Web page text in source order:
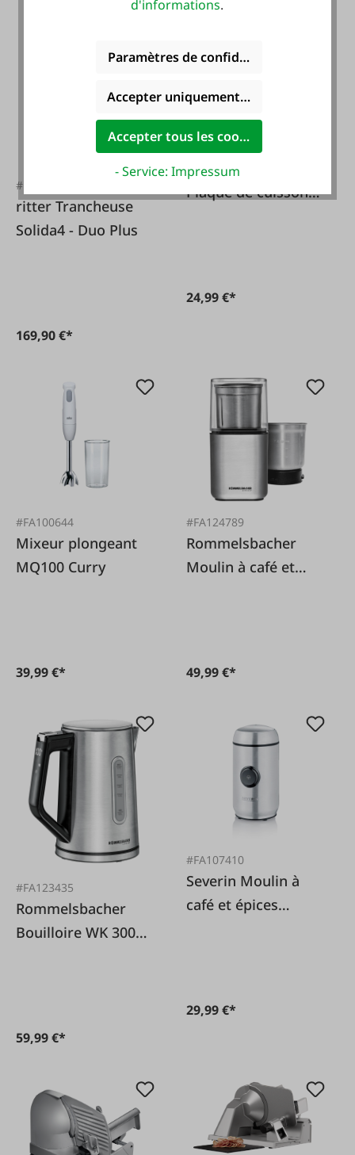
#FA117139
ritter Trancheuse
Solida4 - Duo Plus
169,90 €*
#FA122544
Silva homeline
Plaque de cuisson
24,99 €*
#FA100644
Mixeur plongeant
MQ100 Curry
39,99 €*
#FA124789
Rommelsbacher
Moulin à café et
49,99 €*
#FA123435
Rommelsbacher
Bouilloire WK 3000
59,99 €*
#FA107410
Severin Moulin à
café et épices
29,99 €*
d'informations.
Paramètres de confidentialité
Accepter uniquement les cookies
Accepter tous les cookies
- Service: Impressum